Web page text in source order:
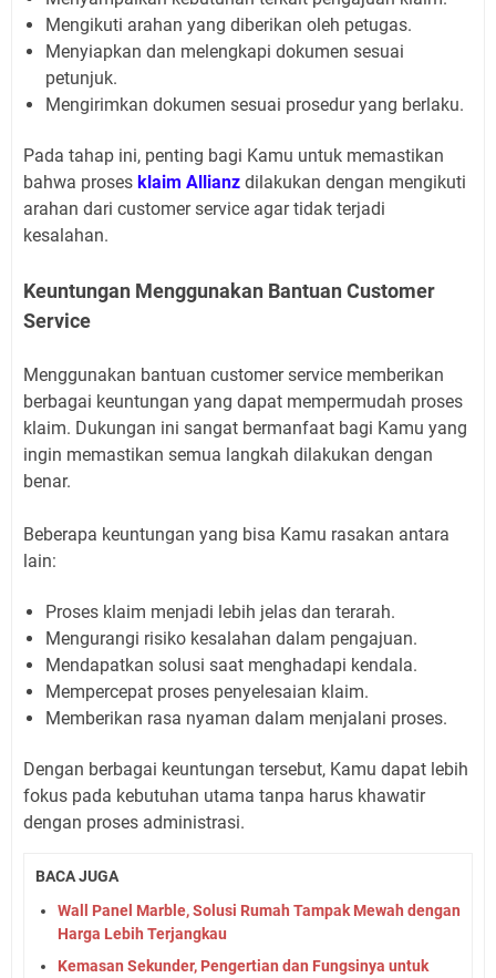
Mengikuti arahan yang diberikan oleh petugas.
Menyiapkan dan melengkapi dokumen sesuai
petunjuk.
Mengirimkan dokumen sesuai prosedur yang berlaku.
Pada tahap ini, penting bagi Kamu untuk memastikan
bahwa proses klaim Allianz dilakukan dengan mengikuti
arahan dari customer service agar tidak terjadi
kesalahan.
Keuntungan Menggunakan Bantuan Customer
Service
Menggunakan bantuan customer service memberikan
berbagai keuntungan yang dapat mempermudah proses
klaim. Dukungan ini sangat bermanfaat bagi Kamu yang
ingin memastikan semua langkah dilakukan dengan
benar.
Beberapa keuntungan yang bisa Kamu rasakan antara
lain:
Proses klaim menjadi lebih jelas dan terarah.
Mengurangi risiko kesalahan dalam pengajuan.
Mendapatkan solusi saat menghadapi kendala.
Mempercepat proses penyelesaian klaim.
Memberikan rasa nyaman dalam menjalani proses.
Dengan berbagai keuntungan tersebut, Kamu dapat lebih
fokus pada kebutuhan utama tanpa harus khawatir
dengan proses administrasi.
BACA JUGA
Wall Panel Marble, Solusi Rumah Tampak Mewah dengan
Harga Lebih Terjangkau
Kemasan Sekunder, Pengertian dan Fungsinya untuk